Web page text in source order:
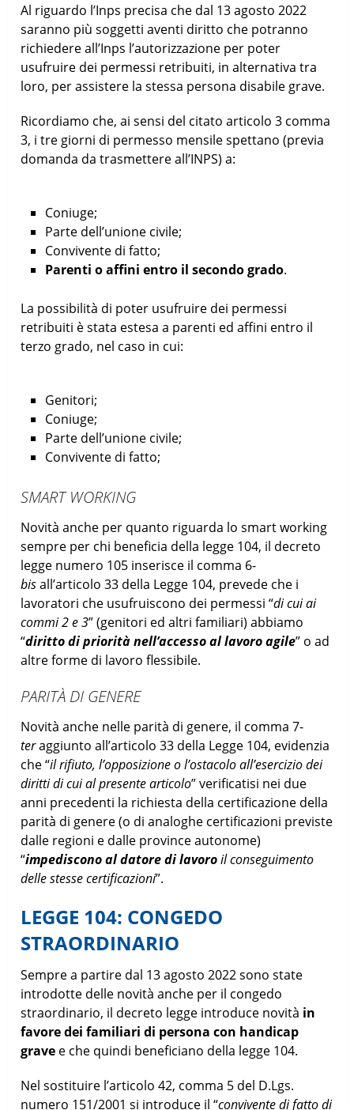
Al riguardo l’Inps precisa che dal 13 agosto 2022
saranno più soggetti aventi diritto che potranno
richiedere all’Inps l’autorizzazione per poter
usufruire dei permessi retribuiti, in alternativa tra
loro, per assistere la stessa persona disabile grave.
Ricordiamo che, ai sensi del citato articolo 3 comma
3, i tre giorni di permesso mensile spettano (previa
domanda da trasmettere all’INPS) a:
Coniuge;
Parte dell’unione civile;
Convivente di fatto;
Parenti o affini entro il secondo grado.
La possibilità di poter usufruire dei permessi
retribuiti è stata estesa a parenti ed affini entro il
terzo grado, nel caso in cui:
Genitori;
Coniuge;
Parte dell’unione civile;
Convivente di fatto;
SMART WORKING
Novità anche per quanto riguarda lo smart working
sempre per chi beneficia della legge 104, il decreto
legge numero 105 inserisce il comma 6-
bisall’articolo 33 della Legge 104, prevede che i
lavoratori che usufruiscono dei permessi “di cui ai
commi 2 e 3” (genitori ed altri familiari) abbiamo
“diritto di priorità nell’accesso al lavoro agile” o ad
altre forme di lavoro flessibile.
PARITÀ DI GENERE
Novità anche nelle parità di genere, il comma 7-
teraggiunto all’articolo 33 della Legge 104, evidenzia
che “il rifiuto, l’opposizione o l’ostacolo all’esercizio dei
diritti di cui al presente articolo” verificatisi nei due
anni precedenti la richiesta della certificazione della
parità di genere (o di analoghe certificazioni previste
dalle regioni e dalle province autonome)
“impediscono al datore di lavoroil conseguimento
delle stesse certificazioni”.
LEGGE 104: CONGEDO
STRAORDINARIO
Sempre a partire dal 13 agosto 2022 sono state
introdotte delle novità anche per il congedo
straordinario, il decreto legge introduce novità in
favore dei familiari di persona con handicap
grave e che quindi beneficiano della legge 104.
Nel sostituire l’articolo 42, comma 5 del D.Lgs.
numero 151/2001 si introduce il “convivente di fatto di